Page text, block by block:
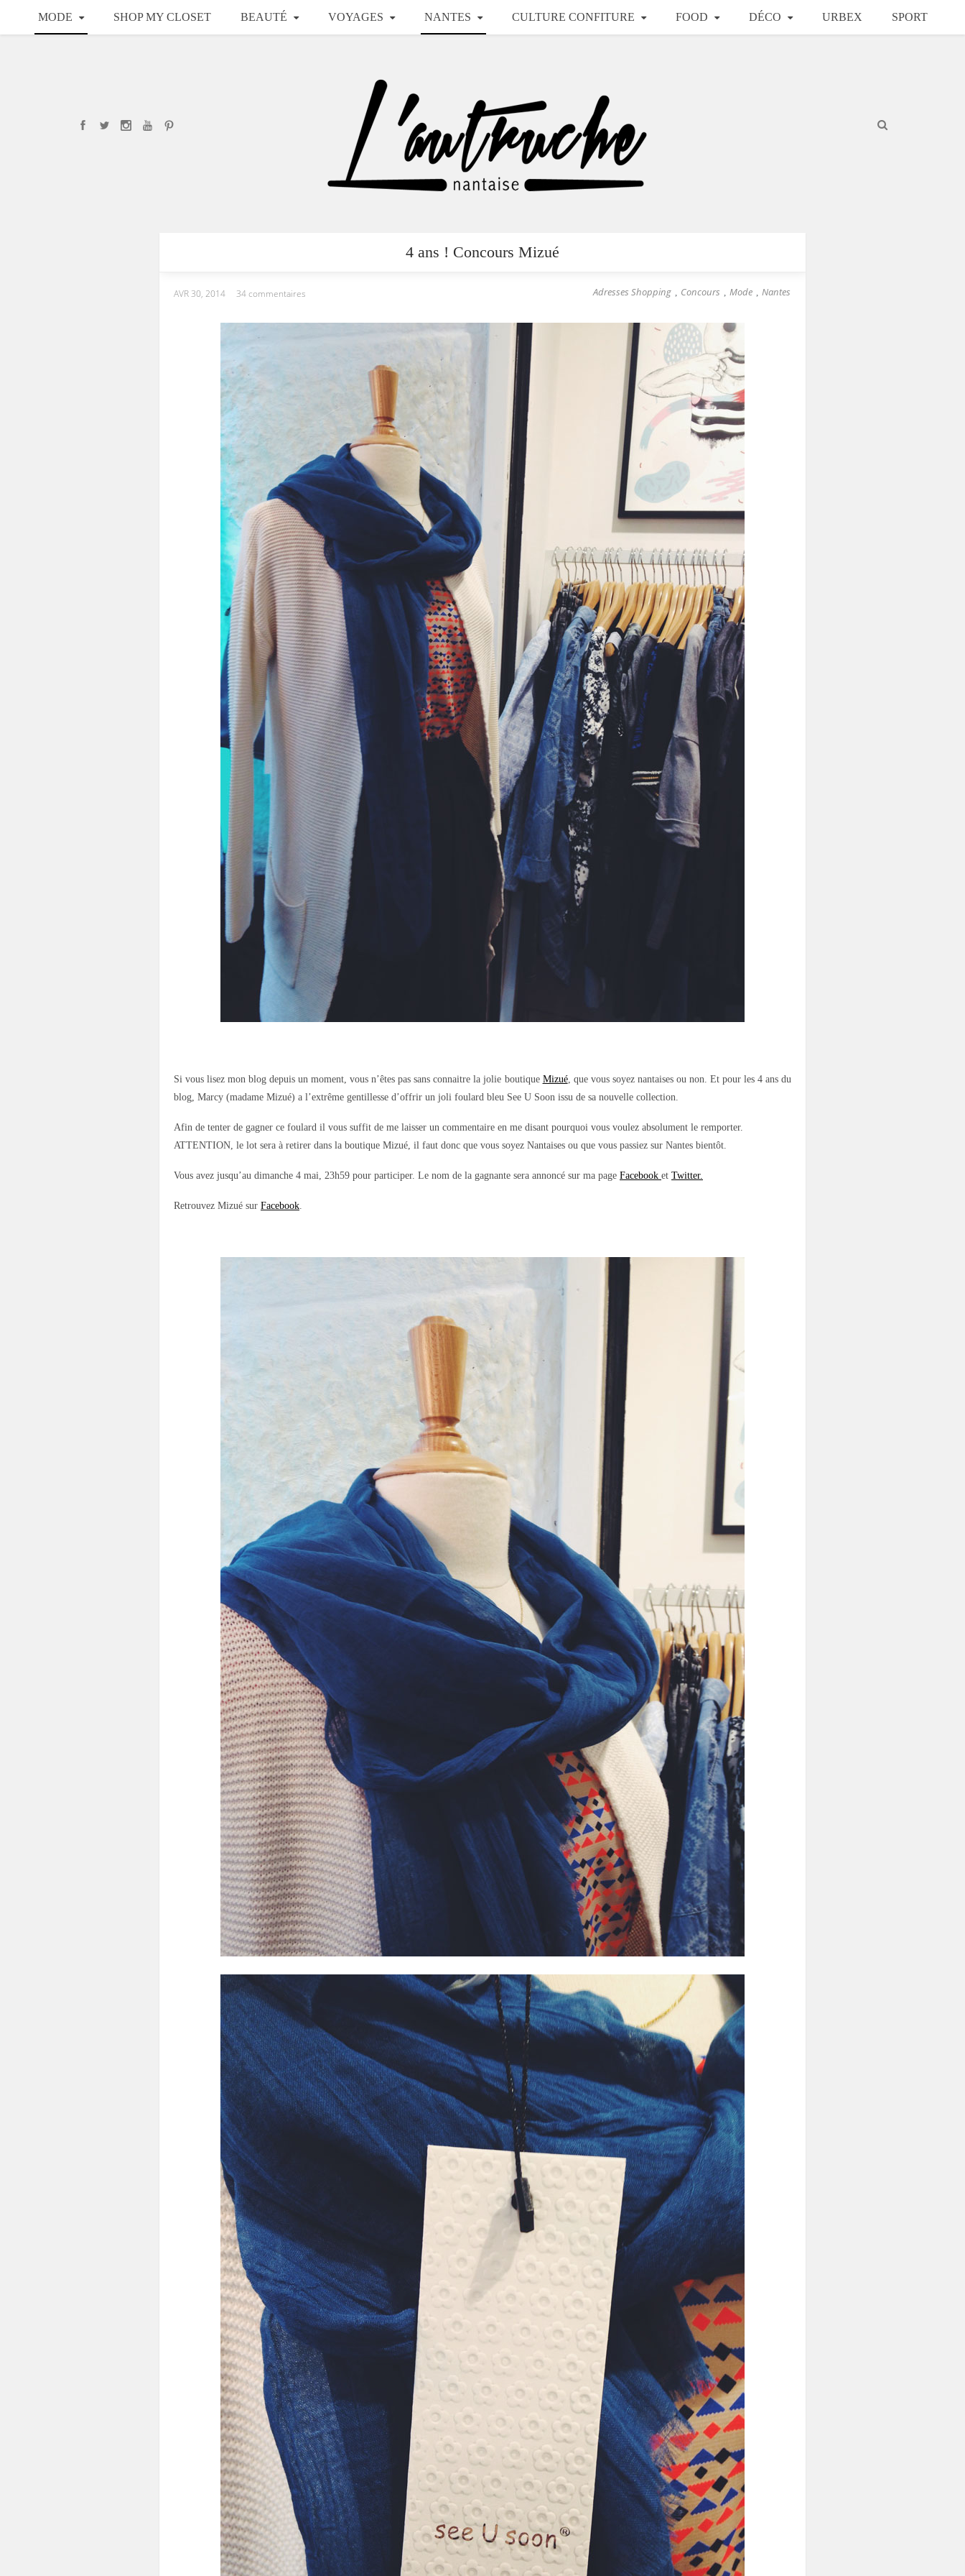
MODE SHOP MY CLOSET BEAUTÉ VOYAGES NANTES CULTURE CONFITURE FOOD DÉCO URBEX SPORT
4 ans ! Concours Mizué
Adresses Shopping , Concours , Mode , Nantes
AVR 30, 2014 34 commentaires
Si vous lisez mon blog depuis un moment, vous n’êtes pas sans connaitre la jolie boutique Mizué, que vous soyez nantaises ou non. Et pour les 4 ans du
blog, Marcy (madame Mizué) a l’extrême gentillesse d’offrir un joli foulard bleu See U Soon issu de sa nouvelle collection.
Afin de tenter de gagner ce foulard il vous suffit de me laisser un commentaire en me disant pourquoi vous voulez absolument le remporter.
ATTENTION, le lot sera à retirer dans la boutique Mizué, il faut donc que vous soyez Nantaises ou que vous passiez sur Nantes bientôt.
Vous avez jusqu’au dimanche 4 mai, 23h59 pour participer. Le nom de la gagnante sera annoncé sur ma page Facebook et Twitter.
Retrouvez Mizué sur Facebook.